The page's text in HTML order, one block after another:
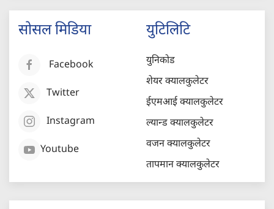
सोसल मिडिया
Facebook
Twitter
Instagram
Youtube
युटिलिटि
युनिकोड
शेयर क्यालकुलेटर
ईएमआई क्यालकुलेटर
ल्यान्ड क्यालकुलेटर
वजन क्यालकुलेटर
तापमान क्यालकुलेटर